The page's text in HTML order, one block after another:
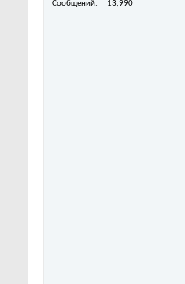
Сообщений
13,990